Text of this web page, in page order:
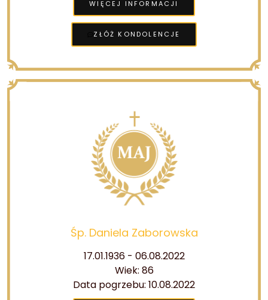
WIĘCEJ INFORMACJI
ZŁÓŻ KONDOLENCJE
Śp. Daniela Zaborowska
17.01.1936 - 06.08.2022
Wiek: 86
Data pogrzebu: 10.08.2022